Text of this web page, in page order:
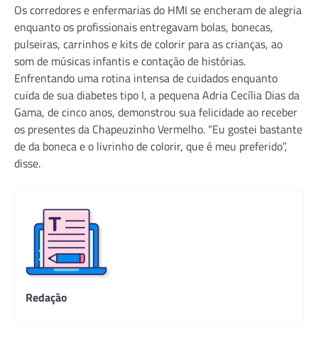
Os corredores e enfermarias do HMI se encheram de alegria
enquanto os profissionais entregavam bolas, bonecas,
pulseiras, carrinhos e kits de colorir para as crianças, ao
som de músicas infantis e contação de histórias.
Enfrentando uma rotina intensa de cuidados enquanto
cuida de sua diabetes tipo I, a pequena Adria Cecília Dias da
Gama, de cinco anos, demonstrou sua felicidade ao receber
os presentes da Chapeuzinho Vermelho. “Eu gostei bastante
de da boneca e o livrinho de colorir, que é meu preferido”,
disse.
Redação